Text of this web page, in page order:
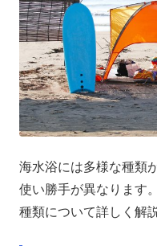
海水浴には多様な種類
使い勝手が異なります
種類について詳しく解